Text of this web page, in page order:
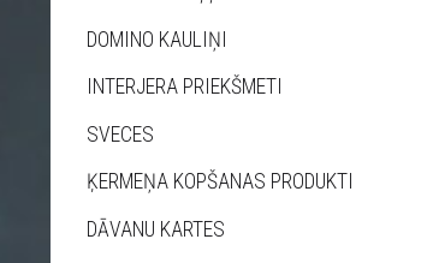
DOMINO KAULIŅI
INTERJERA PRIEKŠMETI
SVECES
ĶERMEŅA KOPŠANAS PRODUKTI
DĀVANU KARTES